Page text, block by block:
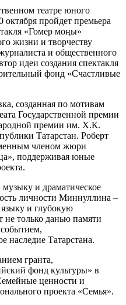
театре юного
пройдет премьера
«Гомер моңы»
жизни и творчеству
и общественного
идеи создания спектакля
фонд «Счастливые
созданная по мотивам
Государственной премии
премии им. Х.К.
Татарстан. Роберт
членом жюри
поддерживая юные
и драматическое
личности Миннуллина –
и глубокую
не только данью памяти
наследие Татарстана.
гранта,
фонд культуры» в
ценности и
проекта «Семья».